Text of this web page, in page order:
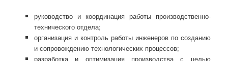
руководство и координация работы производственно-
технического отдела;
организация и контроль работы инженеров по созданию
и сопровождению технологических процессов;
разработка и оптимизация производства с целью